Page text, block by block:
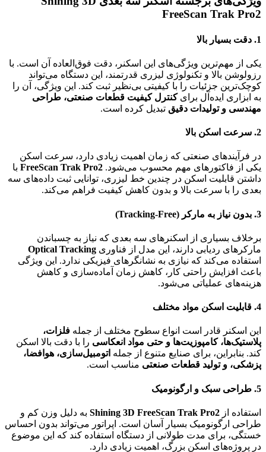
FreeScan Trak Pro2
1. دقت بسیار بالا
یکی از مهم‌ترین ویژگی‌های این اسکنر، دقت فوق‌العاده آن است. با
رزولوشن بالا و تکنولوژی لیزری قدرتمند، این دستگاه می‌تواند
کوچک‌ترین جزئیات را با کیفیتی بی‌نظیر ثبت کند. این ویژگی، آن را
به ابزاری ایده‌آل برایکنترل کیفیت قطعات صنعتی، طراحی
مهندسی و تولیدات دقیق تبدیل کرده است.
2. سرعت اسکن بالا
در فرآیندهای صنعتی که زمان اهمیت زیادی دارد، سرعت اسکن
یکی از فاکتورهای مهم محسوب می‌شود. FreeScan Trak Pro2 با
داشتن قابلیت اسکن در چندین خط لیزری، توانایی ثبت داده‌های سه
بعدی را با سرعت بالا و بدون کاهش کیفیت فراهم می‌کند.
3. بدون نیاز به مارکر (Tracking-Free)
برخلاف بسیاری از اسکنرهای سه بعدی که نیاز به چسباندن
مارکرهای ردیابی دارند، این مدل از فناوری Optical Tracking
استفاده می‌کند که نیازی به نشانگرهای فیزیکی ندارد. این ویژگی
باعث افزایش راحتی کار، کاهش زمان آماده‌سازی و کاهش
هزینه‌های عملیاتی می‌شود.
4. قابلیت اسکن مواد مختلف
این اسکنر قادر است انواع سطوح مختلف از جمله فلزات،
پلاستیک‌ها، کامپوزیت‌ها و حتی مواد انعکاسی را با دقت بالا اسکن
کند. بنابراین، برای صنایع متنوع از جمله اتومبیل‌سازی، هوافضا،
پزشکی، و تولید قطعات صنعتی مناسب است.
5. طراحی سبک و ارگونومیک
استفاده از Shining 3D FreeScan Trak Pro2 به دلیل وزن کم و
طراحی ارگونومیک بسیار آسان است. اپراتور می‌تواند بدون احساس
خستگی، برای مدت طولانی از دستگاه استفاده کند که این موضوع
در پروژه‌های اسکن بزرگ، اهمیت زیادی دارد.